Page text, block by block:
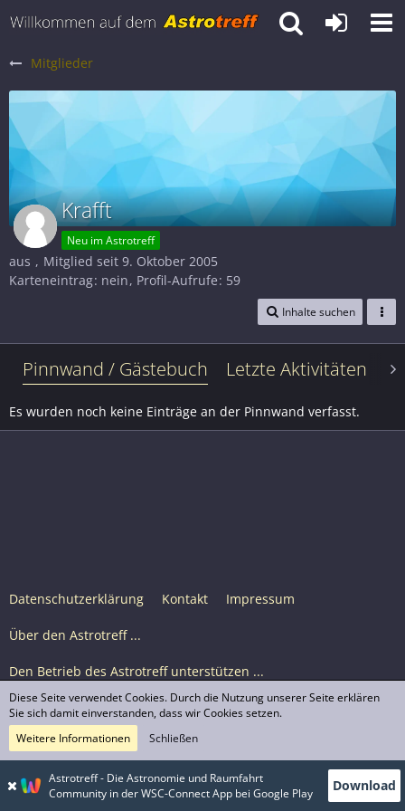
Mitglieder
Krafft
Neu im Astrotreff
aus
Mitglied seit 9. Oktober 2005
Karteneintrag nein Profil-Aufrufe 59
Inhalte suchen
Pinnwand / Gästebuch Letzte Aktivitäten
Es wurden noch keine Einträge an der Pinnwand verfasst.
Datenschutzerklärung Kontakt Impressum
Über den Astrotreff ...
Den Betrieb des Astrotreff unterstützen ...
Nutzungsbedingungen
© Astrotreff 2001-2026, lizenziert unter CC BY-SA,
sofern für einzelne Inhalte nicht anders angegeben
Astrotreff - Die Astronomie und Raumfahrt
Community in der WSC-Connect App bei Google Play
Download
Diese Seite verwendet Cookies. Durch die Nutzung unserer Seite erklären
Sie sich damit einverstanden, dass wir Cookies setzen.
Weitere Informationen
Schließen